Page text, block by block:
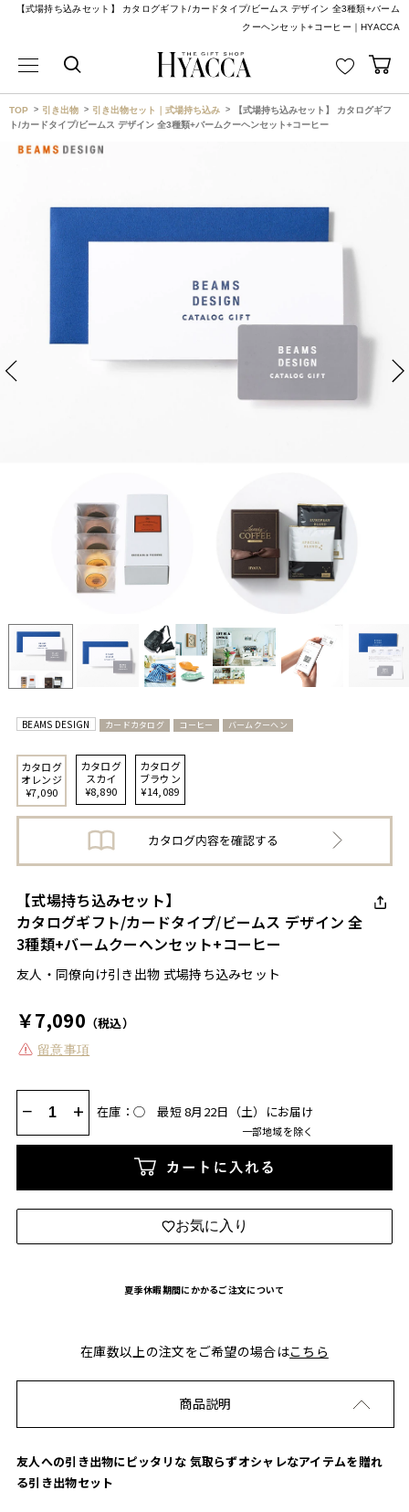
【式場持ち込みセット】 カタログギフト/カードタイプ/ビームス デザイン 全3種類+バーム
クーヘンセット+コーヒー｜HYACCA
TOP 引き出物 引き出物セット｜式場持ち込み
【式場持ち込みセット】 カタログギフ
ト/カードタイプ/ビームス デザイン 全3種類+バームクーヘンセット+コーヒー
BEAMS DESIGN カードカタログ コーヒー バームクーヘン
カタログ
オレンジ
¥7,090
カタログ
スカイ
¥8,890
カタログ
ブラウン
¥14,089
【式場持ち込みセット】
カタログギフト/カードタイプ/ビームス デザイン 全
3種類+バームクーヘンセット+コーヒー
友人・同僚向け引き出物 式場持ち込みセット
￥7,090 （税込）
留意事項
− + 在庫：◯ 最短 8月22日（土）にお届け
一部地域を除く
カートに入れる
お気に入り
夏季休暇期間にかかるご注文について
在庫数以上の注文をご希望の場合はこちら
商品説明
友人への引き出物にピッタリな 気取らずオシャレなアイテムを贈れ
る引き出物セット